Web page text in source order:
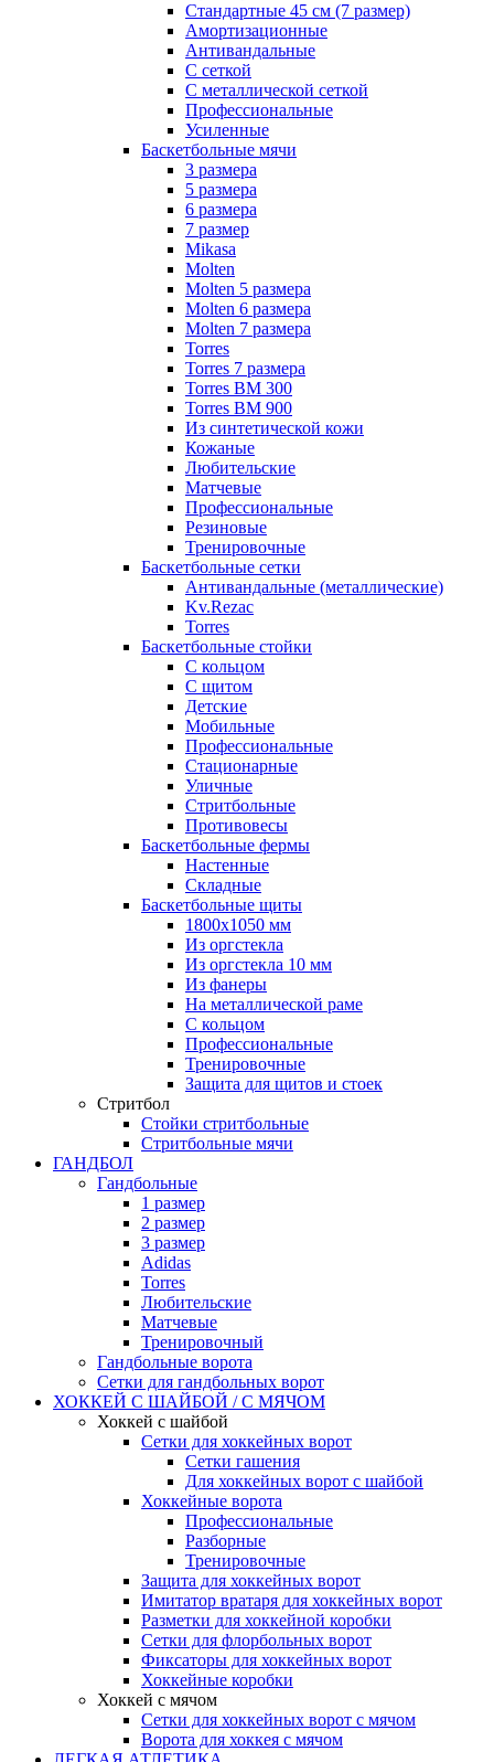
Стандартные 45 см (7 размер)
Амортизационные
Антивандальные
С сеткой
С металлической сеткой
Профессиональные
Усиленные
Баскетбольные мячи
3 размера
5 размера
6 размера
7 размер
Mikasa
Molten
Molten 5 размера
Molten 6 размера
Molten 7 размера
Torres
Torres 7 размера
Torres BM 300
Torres BM 900
Из синтетической кожи
Кожаные
Любительские
Матчевые
Профессиональные
Резиновые
Тренировочные
Баскетбольные сетки
Антивандальные (металлические)
Kv.Rezac
Torres
Баскетбольные стойки
С кольцом
С щитом
Детские
Мобильные
Профессиональные
Стационарные
Уличные
Стритбольные
Противовесы
Баскетбольные фермы
Настенные
Складные
Баскетбольные щиты
1800х1050 мм
Из оргстекла
Из оргстекла 10 мм
Из фанеры
На металлической раме
С кольцом
Профессиональные
Тренировочные
Защита для щитов и стоек
Стритбол
Стойки стритбольные
Стритбольные мячи
ГАНДБОЛ
Гандбольные
1 размер
2 размер
3 размер
Adidas
Torres
Любительские
Матчевые
Тренировочный
Гандбольные ворота
Сетки для гандбольных ворот
ХОККЕЙ С ШАЙБОЙ / С МЯЧОМ
Хоккей с шайбой
Сетки для хоккейных ворот
Сетки гашения
Для хоккейных ворот с шайбой
Хоккейные ворота
Профессиональные
Разборные
Тренировочные
Защита для хоккейных ворот
Имитатор вратаря для хоккейных ворот
Разметки для хоккейной коробки
Сетки для флорбольных ворот
Фиксаторы для хоккейных ворот
Хоккейные коробки
Хоккей с мячом
Сетки для хоккейных ворот с мячом
Ворота для хоккея с мячом